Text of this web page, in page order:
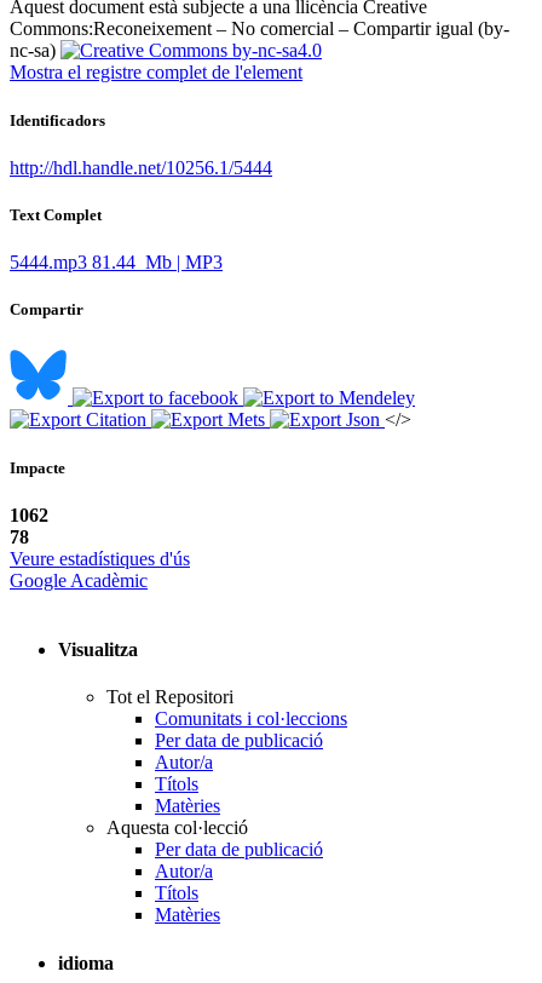
Aquest document està subjecte a una llicència Creative
Commons:Reconeixement – No comercial – Compartir igual (by-
nc-sa)
Mostra el registre complet de l'element
Identificadors
http://hdl.handle.net/10256.1/5444
Text Complet
5444.mp3 81.44 Mb | MP3
Compartir
</>
Impacte
1062
78
Veure estadístiques d'ús
Google Acadèmic
Visualitza
Tot el Repositori
Comunitats i col·leccions
Per data de publicació
Autor/a
Títols
Matèries
Aquesta col·lecció
Per data de publicació
Autor/a
Títols
Matèries
idioma